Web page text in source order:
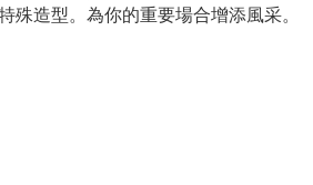
造型。為你的重要場合增添風采。